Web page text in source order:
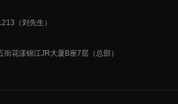
（刘先生）
花漾锦江JR大厦B座7层（总部）